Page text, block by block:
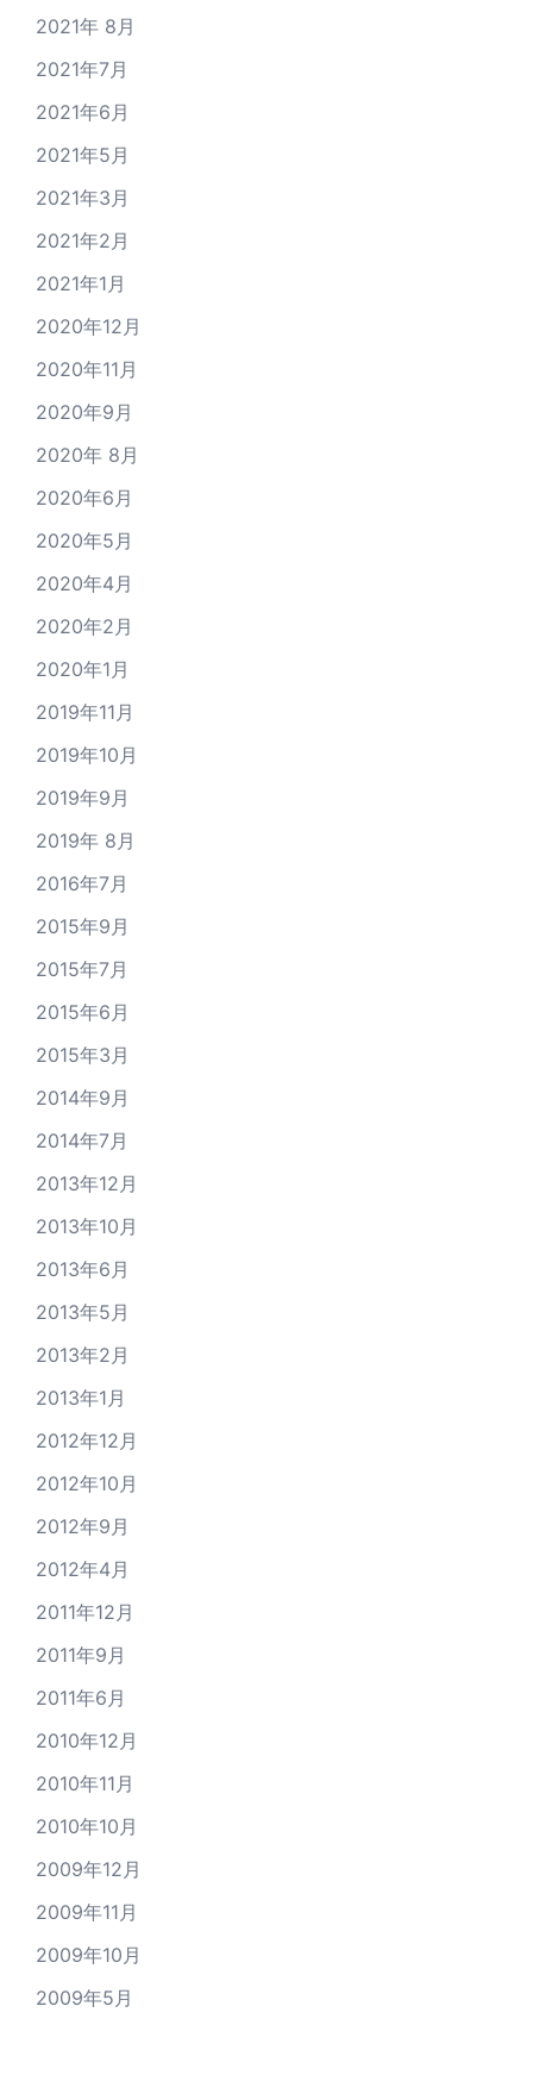
2021年 8月
2021年7月
2021年6月
2021年5月
2021年3月
2021年2月
2021年1月
2020年12月
2020年11月
2020年9月
2020年 8月
2020年6月
2020年5月
2020年4月
2020年2月
2020年1月
2019年11月
2019年10月
2019年9月
2019年 8月
2016年7月
2015年9月
2015年7月
2015年6月
2015年3月
2014年9月
2014年7月
2013年12月
2013年10月
2013年6月
2013年5月
2013年2月
2013年1月
2012年12月
2012年10月
2012年9月
2012年4月
2011年12月
2011年9月
2011年6月
2010年12月
2010年11月
2010年10月
2009年12月
2009年11月
2009年10月
2009年5月